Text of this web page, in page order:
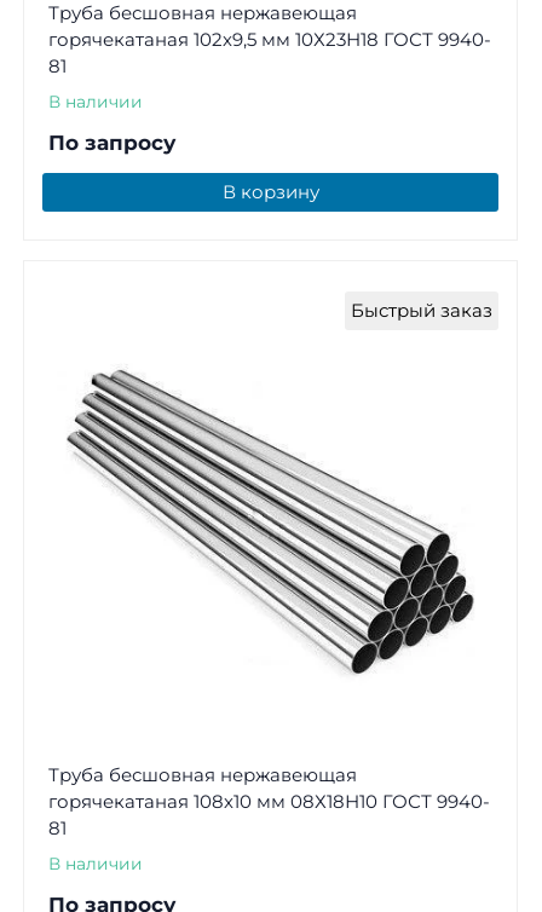
Труба бесшовная нержавеющая
горячекатаная 102х9,5 мм 10Х23Н18 ГОСТ 9940-
81
В наличии
По запросу
В корзину
Быстрый заказ
Труба бесшовная нержавеющая
горячекатаная 108х10 мм 08Х18Н10 ГОСТ 9940-
81
В наличии
По запросу